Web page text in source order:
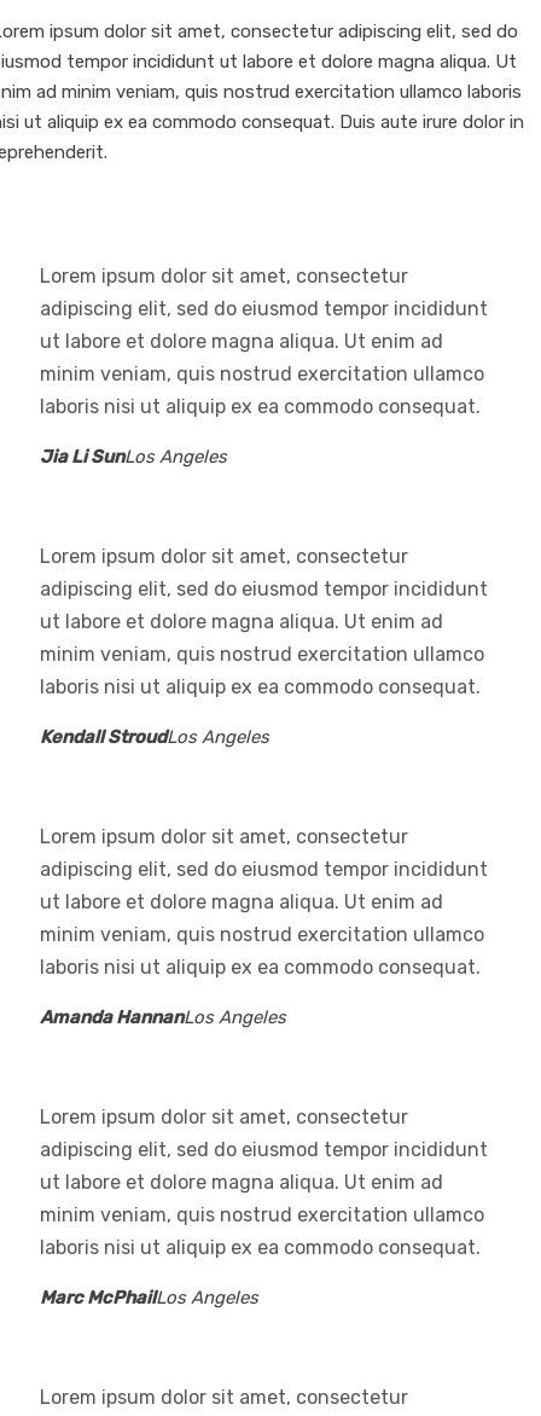
ipsum dolor sit amet, consectetur adipiscing elit, sed do
tempor incididunt ut labore et dolore magna aliqua. Ut
ad minim veniam, quis nostrud exercitation ullamco laboris
ut aliquip ex ea commodo consequat. Duis aute irure dolor in
Lorem ipsum dolor sit amet, consectetur
adipiscing elit, sed do eiusmod tempor incididunt
ut labore et dolore magna aliqua. Ut enim ad
minim veniam, quis nostrud exercitation ullamco
laboris nisi ut aliquip ex ea commodo consequat.
Jia Li SunLos Angeles
Lorem ipsum dolor sit amet, consectetur
adipiscing elit, sed do eiusmod tempor incididunt
ut labore et dolore magna aliqua. Ut enim ad
minim veniam, quis nostrud exercitation ullamco
laboris nisi ut aliquip ex ea commodo consequat.
Kendall StroudLos Angeles
Lorem ipsum dolor sit amet, consectetur
adipiscing elit, sed do eiusmod tempor incididunt
ut labore et dolore magna aliqua. Ut enim ad
minim veniam, quis nostrud exercitation ullamco
laboris nisi ut aliquip ex ea commodo consequat.
Amanda HannanLos Angeles
Lorem ipsum dolor sit amet, consectetur
adipiscing elit, sed do eiusmod tempor incididunt
ut labore et dolore magna aliqua. Ut enim ad
minim veniam, quis nostrud exercitation ullamco
laboris nisi ut aliquip ex ea commodo consequat.
Marc McPhailLos Angeles
Lorem ipsum dolor sit amet, consectetur